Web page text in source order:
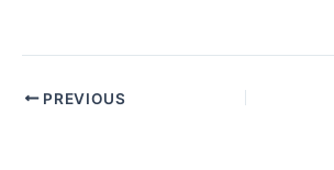
PREVIOUS